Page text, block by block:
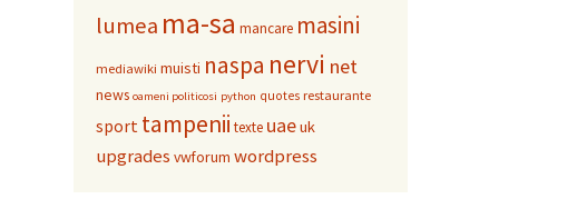
lumea ma-sa mancare masini
mediawiki muisti naspa nervi net
news oameni politicosi python quotes restaurante
sport tampenii texte uaeuk
upgrades vwforum wordpress